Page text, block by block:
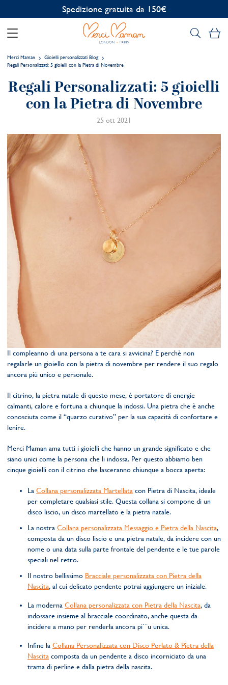
Spedizione gratuita da 150€
Il
Merci Maman
Gioielli personalizzati Blog
Regali Personalizzati: 5 gioielli con la Pietra di Novembre
Regali Personalizzati: 5 gioielli
con la Pietra di Novembre
25 ott 2021
Il compleanno di una persona a te cara si avvicina? E perchè non
regalarle un gioiello con la pietra di novembre per rendere il suo regalo
ancora più unico e personale.
Il citrino, la pietra natale di questo mese, è portatore di energie
calmanti, calore e fortuna a chiunque la indossi. Una pietra che è anche
conosciuta come il “quarzo curativo” per la sua capacità di confortare e
lenire.
Merci Maman ama tutti i gioielli che hanno un grande significato e che
siano unici come la persona che li indossa. Per questo abbiamo ben
cinque gioielli con il citrino che lasceranno chiunque a bocca aperta:
La Collana personalizzata Martellata con Pietra di Nascita, ideale
per completare qualsiasi stile. Questa collana si compone di un
disco liscio, un disco martellato e la pietra natale.
La nostra Collana personalizzata Messaggio e Pietra della Nascita,
composta da un disco liscio e una pietra natale, da incidere con un
nome o una data sulla parte frontale del pendente e le tue parole
speciali nel retro.
Il nostro bellissimo Bracciale personalizzata con Pietra della
Nascita, al cui delicato pendente potrai aggiungere un iniziale.
La moderna Collana personalizzata con Pietra della Nascita, da
indossare insieme al bracciale coordinato, anche questa da
incidere a mano per renderla ancora pi`¨u unica.
Infine la Collana Personalizzata con Disco Perlato & Pietra della
Nascita composta da un pendente a disco incorniciato da una
trama di perline e dalla pietra della nascita.